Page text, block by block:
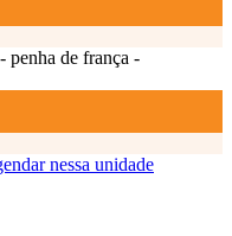
penha de frança -
nessa unidade